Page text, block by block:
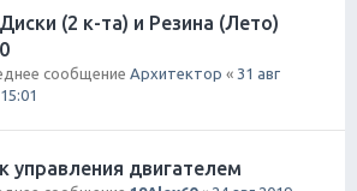
(2 к-та) и Резина (Лето)
сообщение Архитектор « 31 авг
управления двигателем